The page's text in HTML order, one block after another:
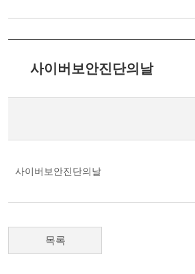
사이버보안진단의날
사이버보안진단의날
목록